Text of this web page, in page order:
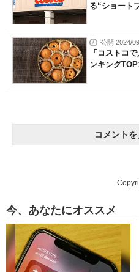
る“ショート
公開 2024/
「コストコ
ンキング
コメントを
今、あなたにオススメ